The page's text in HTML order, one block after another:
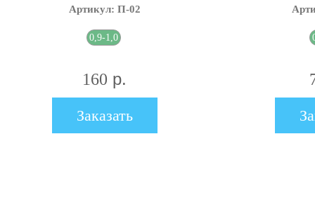
Артикул: П-02
0,9-1,0
160 р.
Заказать